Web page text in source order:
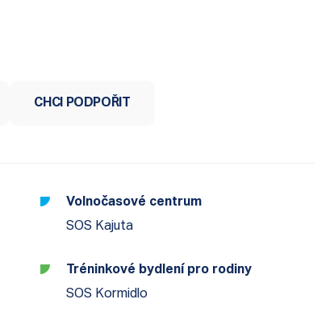
CHCI PODPOŘIT
Volnočasové centrum
SOS Kajuta
Tréninkové bydlení pro rodiny
SOS Kormidlo